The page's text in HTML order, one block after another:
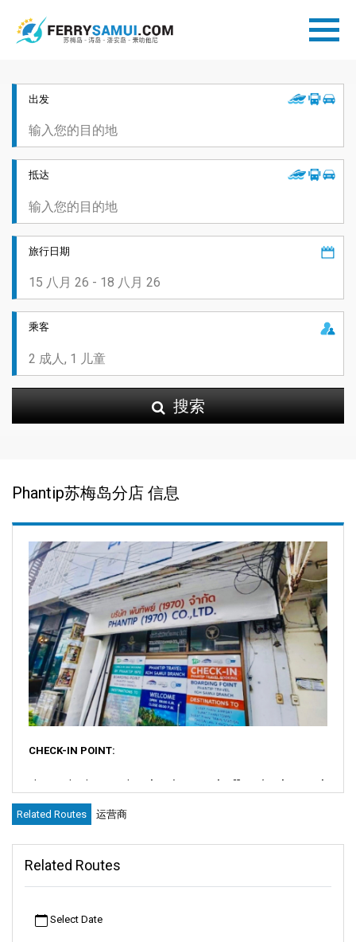
出发
抵达
旅行日期
乘客
搜索
Phantip苏梅岛分店 信息
CHECK-IN POINT:
Please check in at the
Phantip Travel Office (Nathon, Koh
Siam Commercial Bank, to exchange your voucher for the actual
Google Maps – Phantip Travel Koh Samui Branch:
Kindly ensure you check in at the Phantip Travel Office
Related Routes 运营商
Related Routes
Select Date